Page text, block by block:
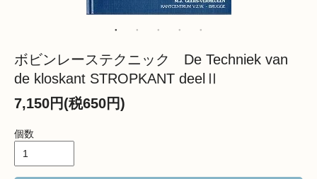
ボビンレーステクニック De Techniek van
de kloskant STROPKANT deelⅡ
7,150円(税650円)
個数